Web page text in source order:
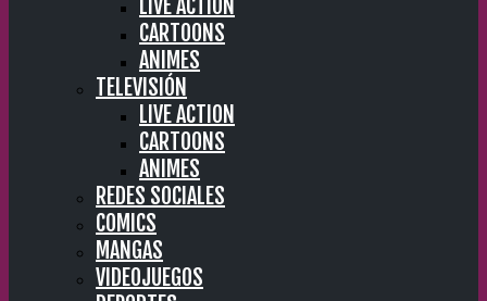
LIVE ACTION
CARTOONS
ANIMES
TELEVISIÓN
LIVE ACTION
CARTOONS
ANIMES
REDES SOCIALES
COMICS
MANGAS
VIDEOJUEGOS